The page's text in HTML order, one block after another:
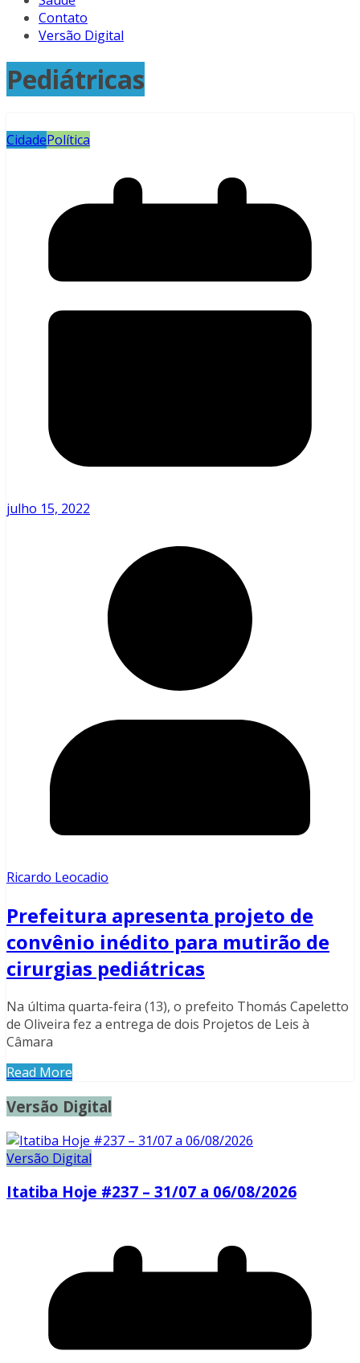
Contato
Versão Digital
Pediátricas
CidadePolítica
julho 15, 2022
Ricardo Leocadio
Prefeitura apresenta projeto de
convênio inédito para mutirão de
cirurgias pediátricas
Na última quarta-feira (13), o prefeito Thomás Capeletto
de Oliveira fez a entrega de dois Projetos de Leis à
Câmara
Read More
Versão Digital
Versão Digital
Itatiba Hoje #237 – 31/07 a 06/08/2026